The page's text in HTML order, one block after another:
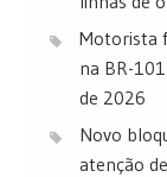
Motorista
na BR-
de 2026
Novo
atenção